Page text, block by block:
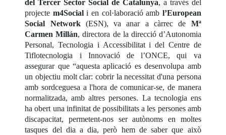
del Tercer Sector Social de Catalunya, a través del
projecte m4Sociali en col·laboració amb l’European
Social Network(ESN), va anar a càrrec de Mª
Carmen Millán, directora de la direcció d’Autonomia
Personal, Tecnologia i Accessibilitat i del Centre de
Tiflotecnologia i Innovació de l’ONCE, qui va
assegurar que “aquesta aplicació es desenvolupa amb
un objectiu molt clar: cobrir la necessitat d'una persona
amb sordceguesa a l'hora de comunicar-se, de manera
normalitzada, amb altres persones. La tecnologia ens
ha obert una infinitat de possibilitats a les persones amb
discapacitat, permetent-nos ser autònoms en moltes
tasques del dia a dia, però hem de saber que això